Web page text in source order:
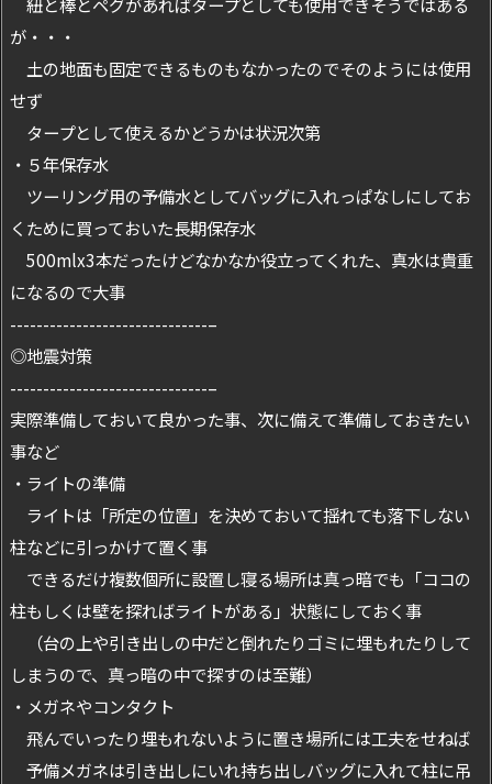
が・・・
土の地面も固定できるものもなかったのでそのようには使用
せず
タープとして使えるかどうかは状況次第
・５年保存水
ツーリング用の予備水としてバッグに入れっぱなしにしてお
くために買っておいた長期保存水
500mlx3本だったけどなかなか役立ってくれた、真水は貴重
になるので大事
------------------------------–
◎地震対策
------------------------------–
実際準備しておいて良かった事、次に備えて準備しておきたい
事など
・ライトの準備
ライトは「所定の位置」を決めておいて揺れても落下しない
柱などに引っかけて置く事
できるだけ複数個所に設置し寝る場所は真っ暗でも「ココの
柱もしくは壁を探ればライトがある」状態にしておく事
（台の上や引き出しの中だと倒れたりゴミに埋もれたりして
しまうので、真っ暗の中で探すのは至難）
・メガネやコンタクト
飛んでいったり埋もれないように置き場所には工夫をせねば
予備メガネは引き出しにいれ持ち出しバッグに入れて柱に吊